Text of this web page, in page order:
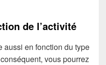
de l’activité
aussi en fonction du type
vous pourrez